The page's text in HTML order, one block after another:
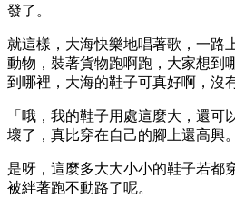
發了。
就這樣，大海快樂地唱著歌，一路
動物，裝著貨物跑啊跑，大家想到
到哪裡，大海的鞋子可真好啊，沒
「哦，我的鞋子用處這麼大，還可
壞了，真比穿在自己的腳上還高興。
是呀，這麼多大大小小的鞋子若都
被絆著跑不動路了呢。